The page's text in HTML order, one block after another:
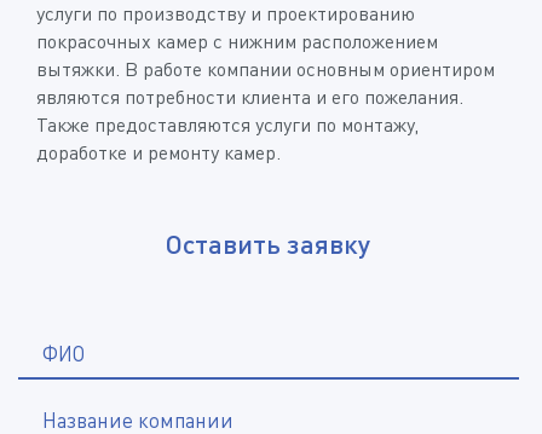
услуги по производству и проектированию
покрасочных камер с нижним расположением
вытяжки. В работе компании основным ориентиром
являются потребности клиента и его пожелания.
Также предоставляются услуги по монтажу,
доработке и ремонту камер.
Оставить заявку
ФИО
Название компании